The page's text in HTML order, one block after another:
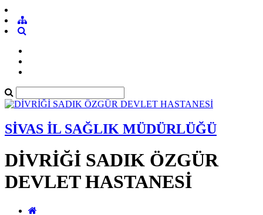
SİVAS İL SAĞLIK MÜDÜRLÜĞÜ
DİVRİĞİ SADIK ÖZGÜR
DEVLET HASTANESİ